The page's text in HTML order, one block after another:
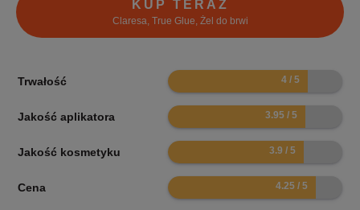
KUP TERAZ
Claresa, True Glue, Żel do brwi
Trwałość 8
Jakość aplikatora 7.9
Jakość kosmetyku 7.8
Cena 8.5